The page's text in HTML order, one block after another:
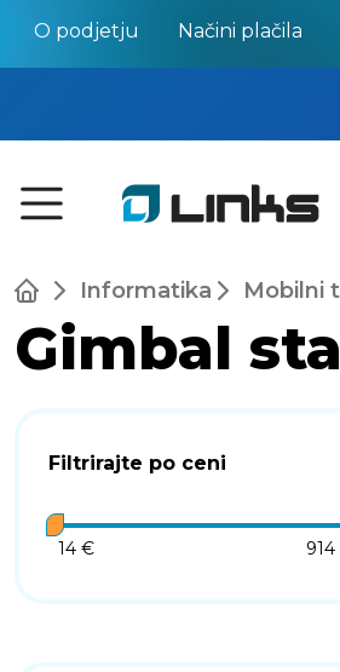
O podjetju Načini plačila
Informatika Mobilni
Gimbal
Filtrirajte po ceni
14 €